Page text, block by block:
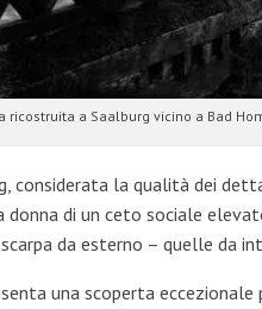
ricostruita a Saalburg vicino a Bad
considerata la qualità dei
donna di un ceto sociale
da esterno – quelle da
una scoperta